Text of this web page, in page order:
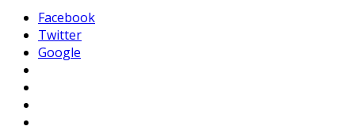
Facebook
Twitter
Google